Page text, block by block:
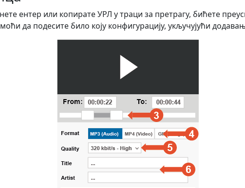
ентер или копирате УРЛ у траци за претрагу, бићете
да подесите било коју конфигурацију, укључујући